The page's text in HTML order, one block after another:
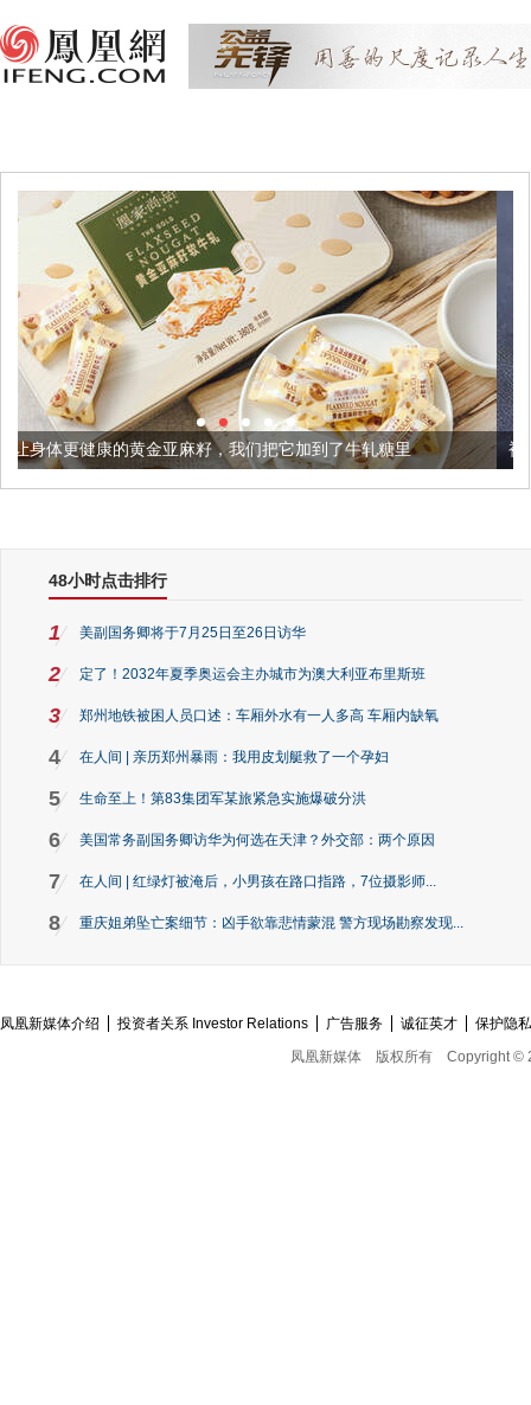
麻籽，我们把它加到了牛轧糖里 被列入佛家七宝的它到
48小时点击排行
1 美副国务卿将于7月25日至26日访华
2 定了！2032年夏季奥运会主办城市为澳大利亚布里斯班
3 郑州地铁被困人员口述：车厢外水有一人多高 车厢内缺氧
4 在人间 | 亲历郑州暴雨：我用皮划艇救了一个孕妇
5 生命至上！第83集团军某旅紧急实施爆破分洪
6 美国常务副国务卿访华为何选在天津？外交部：两个原因
7 在人间 | 红绿灯被淹后，小男孩在路口指路，7位摄影师...
8 重庆姐弟坠亡案细节：凶手欲靠悲情蒙混 警方现场勘察发现...
凤凰新媒体介绍 投资者关系 Investor Relations 广告服务 诚征英才
保护隐
凤凰新媒体
版权所有 Copyright ©